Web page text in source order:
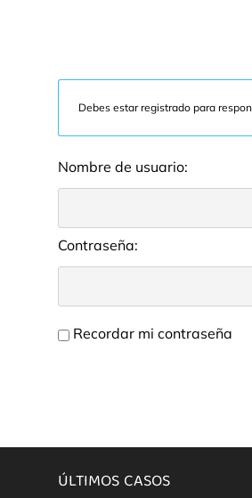
Debes estar registrado para
Nombre de usuario:
Contraseña:
Recordar mi contraseña
ÚLTIMOS CASOS